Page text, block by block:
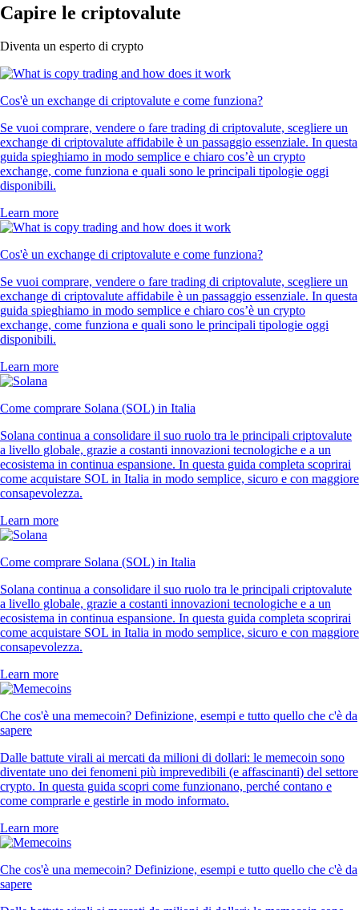
Capire le criptovalute
Diventa un esperto di crypto
Cos'è un exchange di criptovalute e come funziona?
Se vuoi comprare, vendere o fare trading di criptovalute, scegliere un
exchange di criptovalute affidabile è un passaggio essenziale. In questa
guida spieghiamo in modo semplice e chiaro cos’è un crypto
exchange, come funziona e quali sono le principali tipologie oggi
disponibili.
Learn more
Cos'è un exchange di criptovalute e come funziona?
Se vuoi comprare, vendere o fare trading di criptovalute, scegliere un
exchange di criptovalute affidabile è un passaggio essenziale. In questa
guida spieghiamo in modo semplice e chiaro cos’è un crypto
exchange, come funziona e quali sono le principali tipologie oggi
disponibili.
Learn more
Come comprare Solana (SOL) in Italia
Solana continua a consolidare il suo ruolo tra le principali criptovalute
a livello globale, grazie a costanti innovazioni tecnologiche e a un
ecosistema in continua espansione. In questa guida completa scoprirai
come acquistare SOL in Italia in modo semplice, sicuro e con maggiore
consapevolezza.
Learn more
Come comprare Solana (SOL) in Italia
Solana continua a consolidare il suo ruolo tra le principali criptovalute
a livello globale, grazie a costanti innovazioni tecnologiche e a un
ecosistema in continua espansione. In questa guida completa scoprirai
come acquistare SOL in Italia in modo semplice, sicuro e con maggiore
consapevolezza.
Learn more
Che cos'è una memecoin? Definizione, esempi e tutto quello che c'è da
sapere
Dalle battute virali ai mercati da milioni di dollari: le memecoin sono
diventate uno dei fenomeni più imprevedibili (e affascinanti) del settore
crypto. In questa guida scopri come funzionano, perché contano e
come comprarle e gestirle in modo informato.
Learn more
Che cos'è una memecoin? Definizione, esempi e tutto quello che c'è da
sapere